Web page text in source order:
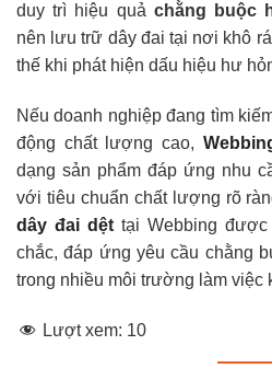
duy trì hiệu quả chằng buộc
nên lưu trữ dây đai tại nơi khô
thế khi phát hiện dấu hiệu hư
Nếu doanh nghiệp đang tìm
động chất lượng cao,
dạng sản phẩm đáp ứng nhu
với tiêu chuẩn chất lượng rõ
dây đai dệt tại Webbing
chắc, đáp ứng yêu cầu chằng
trong nhiều môi trường làm việc
Lượt xem: 10